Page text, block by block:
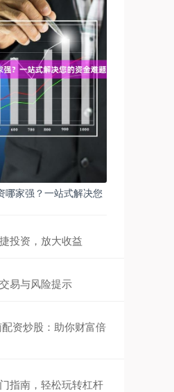
哪家强？一站式解决您
投资，放大收益
易与风险提示
资炒股：助你财富倍
指南，轻松玩转杠杆